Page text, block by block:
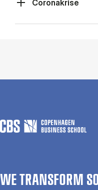
Coronakrise
WE TRANSFORM